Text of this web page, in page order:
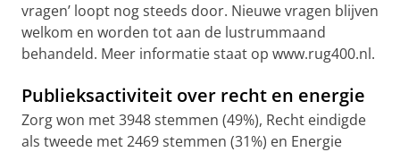
vragen’ loopt nog steeds door. Nieuwe vragen blijven
welkom en worden tot aan de lustrummaand
behandeld. Meer informatie staat op www.rug400.nl.
Publieksactiviteit over recht en energie
Zorg won met 3948 stemmen (49%), Recht eindigde
als tweede met 2469 stemmen (31%) en Energie